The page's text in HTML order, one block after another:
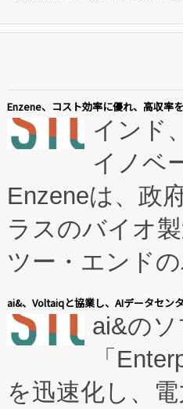
Enzene、コスト効率に優れ、高収率
インド
イノベ
Enzeneは、政
ラスのバイオ
ツー・エンド
表しました。
たNeXは、バ
従来のフェッ
ai&、Voltaiqと協業し、AIデータセン
ai&の
「
を迅速化し、